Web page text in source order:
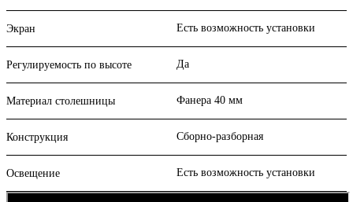
Экран Есть возможность установки
Регулируемость по высоте Да
Материал столешницы Фанера 40 мм
Конструкция Сборно-разборная
Освещение Есть возможность установки